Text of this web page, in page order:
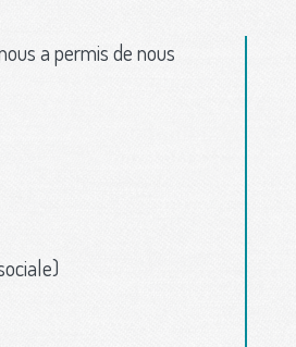
a permis de nous